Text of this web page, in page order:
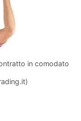
in comodato